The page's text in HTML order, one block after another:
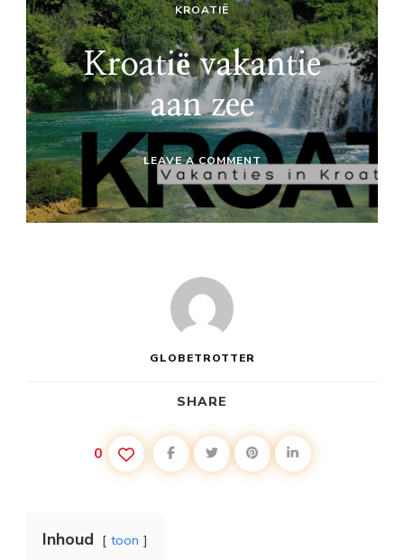
KROATIË
Kroatië vakantie
aan zee
LEAVE A COMMENTON
KROATIË
VAKANTIE
AAN
ZEE
GLOBETROTTER
SHARE
0
Inhoud toon